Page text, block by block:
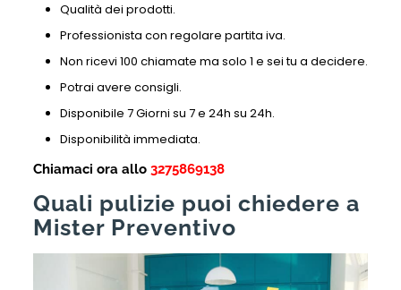
Qualità dei prodotti.
Professionista con regolare partita iva.
Non ricevi 100 chiamate ma solo 1 e sei tu a decidere.
Potrai avere consigli.
Disponibile 7 Giorni su 7 e 24h su 24h.
Disponibilità immediata.
Chiamaci ora allo 3275869138
Quali pulizie puoi chiedere a
Mister Preventivo